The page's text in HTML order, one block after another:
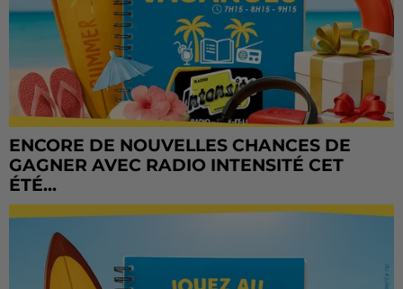
ENCORE DE NOUVELLES CHANCES DE
GAGNER AVEC RADIO INTENSITÉ CET
ÉTÉ...